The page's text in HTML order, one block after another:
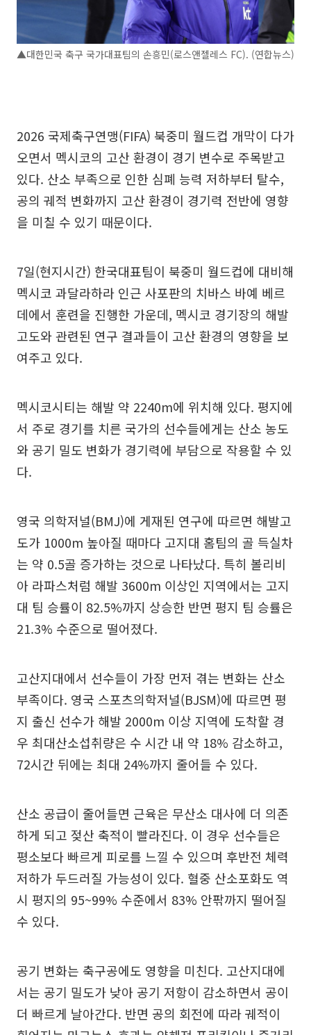
▲대한민국 축구 국가대표팀의 손흥민(로스앤젤레스 FC). (연합뉴스)
2026 국제축구연맹(FIFA) 북중미 월드컵 개막이 다가
오면서 멕시코의 고산 환경이 경기 변수로 주목받고
있다. 산소 부족으로 인한 심폐 능력 저하부터 탈수,
공의 궤적 변화까지 고산 환경이 경기력 전반에 영향
을 미칠 수 있기 때문이다.
7일(현지시간) 한국대표팀이 북중미 월드컵에 대비해
멕시코 과달라하라 인근 사포판의 치바스 바예 베르
데에서 훈련을 진행한 가운데, 멕시코 경기장의 해발
고도와 관련된 연구 결과들이 고산 환경의 영향을 보
여주고 있다.
멕시코시티는 해발 약 2240m에 위치해 있다. 평지에
서 주로 경기를 치른 국가의 선수들에게는 산소 농도
와 공기 밀도 변화가 경기력에 부담으로 작용할 수 있
다.
영국 의학저널(BMJ)에 게재된 연구에 따르면 해발고
도가 1000m 높아질 때마다 고지대 홈팀의 골 득실차
는 약 0.5골 증가하는 것으로 나타났다. 특히 볼리비
아 라파스처럼 해발 3600m 이상인 지역에서는 고지
대 팀 승률이 82.5%까지 상승한 반면 평지 팀 승률은
21.3% 수준으로 떨어졌다.
고산지대에서 선수들이 가장 먼저 겪는 변화는 산소
부족이다. 영국 스포츠의학저널(BJSM)에 따르면 평
지 출신 선수가 해발 2000m 이상 지역에 도착할 경
우 최대산소섭취량은 수 시간 내 약 18% 감소하고,
72시간 뒤에는 최대 24%까지 줄어들 수 있다.
산소 공급이 줄어들면 근육은 무산소 대사에 더 의존
하게 되고 젖산 축적이 빨라진다. 이 경우 선수들은
평소보다 빠르게 피로를 느낄 수 있으며 후반전 체력
저하가 두드러질 가능성이 있다. 혈중 산소포화도 역
시 평지의 95~99% 수준에서 83% 안팎까지 떨어질
수 있다.
공기 변화는 축구공에도 영향을 미친다. 고산지대에
서는 공기 밀도가 낮아 공기 저항이 감소하면서 공이
더 빠르게 날아간다. 반면 공의 회전에 따라 궤적이